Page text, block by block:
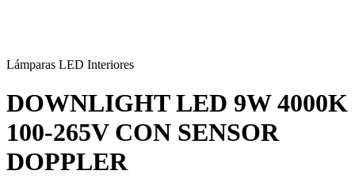
Lámparas LED Interiores
DOWNLIGHT LED 9W 4000K
100-265V CON SENSOR
DOPPLER